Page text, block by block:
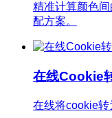
精准计算颜色
配方案。
在线Cookie
在线将cookie